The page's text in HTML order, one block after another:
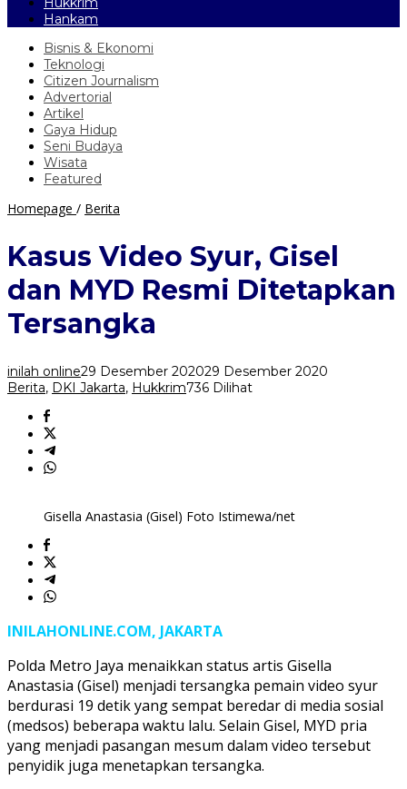
Hankam
Bisnis & Ekonomi
Teknologi
Citizen Journalism
Advertorial
Artikel
Gaya Hidup
Seni Budaya
Wisata
Featured
Homepage / Berita
Syur,
Gisel
dan
MYD
Resmi
Ditetapkan
Kasus Video Syur, Gisel
dan MYD Resmi Ditetapkan
Tersangka
inilah online29 Desember 202029 Desember 2020
Berita, DKI Jakarta, Hukkrim736 Dilihat
Gisella Anastasia (Gisel) Foto Istimewa/net
INILAHONLINE.COM, JAKARTA
Polda Metro Jaya menaikkan status artis Gisella
Anastasia (Gisel) menjadi tersangka pemain video syur
berdurasi 19 detik yang sempat beredar di media sosial
(medsos) beberapa waktu lalu. Selain Gisel, MYD pria
yang menjadi pasangan mesum dalam video tersebut
penyidik juga menetapkan tersangka.